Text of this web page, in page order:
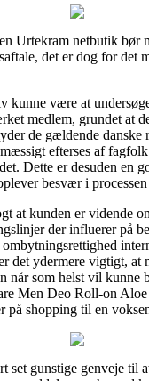
Urtekram netbutik bør
det er dog for det
kunne være at
medlem, grundet at
de gældende danske
efterses af
Dette er desuden en
besvær i
at kunden er vidende
der influerer på
det ydermere vigtigt, at
når som helst vil kunne
Men Deo Roll-on
på shopping til en
set gunstige genveje til